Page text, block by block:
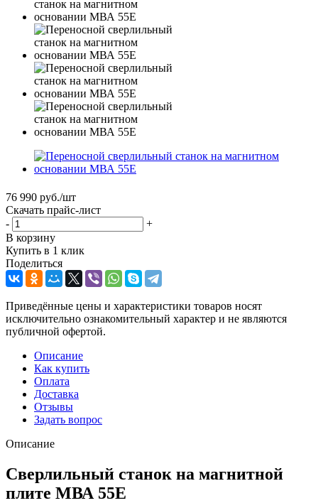
76 990 руб./шт
Скачать прайс-лист
-
+
В корзину
Купить в 1 клик
Поделиться
Приведённые цены и характеристики товаров носят
исключительно ознакомительный характер и не являются
публичной офертой.
Описание
Как купить
Оплата
Доставка
Отзывы
Задать вопрос
Описание
Сверлильный станок на магнитной
плите МВА 55E